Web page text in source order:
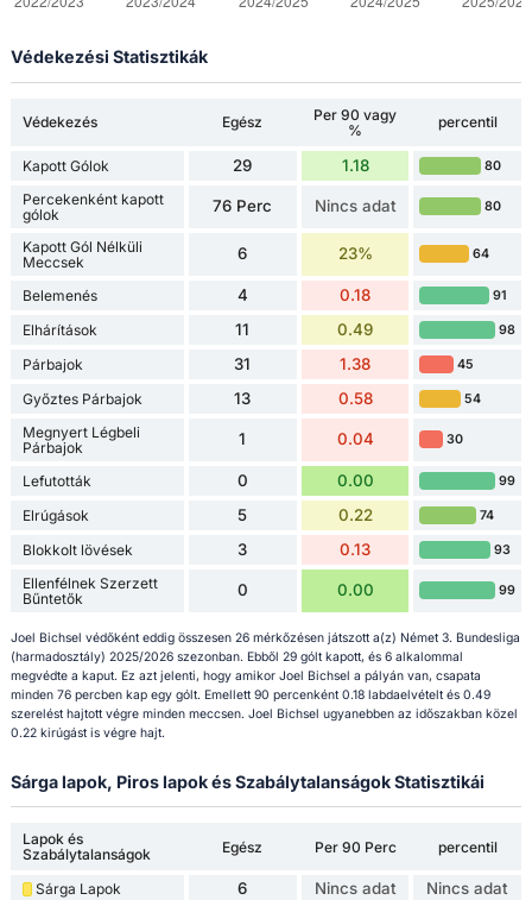
Védekezési Statisztikák
Védekezés Egész
Per 90 vagy
%
percentil
Kapott Gólok 29 1.18 80
Percekenként kapott
gólok
76 Perc Nincs adat 80
Kapott Gól Nélküli
Meccsek
6 23% 64
Belemenés 4 0.18 91
Elhárítások 11 0.49 98
Párbajok 31 1.38 45
Győztes Párbajok 13 0.58 54
Megnyert Légbeli
Párbajok
1 0.04 30
Lefutották 0 0.00 99
Elrúgások 5 0.22 74
Blokkolt lövések 3 0.13 93
Ellenfélnek Szerzett
Bűntetők
0 0.00 99
Joel Bichsel védőként eddig összesen 26 mérkőzésen játszott a(z) Német 3. Bundesliga
(harmadosztály) 2025/2026 szezonban. Ebből 29 gólt kapott, és 6 alkalommal
megvédte a kaput. Ez azt jelenti, hogy amikor Joel Bichsel a pályán van, csapata
minden 76 percben kap egy gólt. Emellett 90 percenként 0.18 labdaelvételt és 0.49
szerelést hajtott végre minden meccsen. Joel Bichsel ugyanebben az időszakban közel
0.22 kirúgást is végre hajt.
Sárga lapok, Piros lapok és Szabálytalanságok Statisztikái
Lapok és
Szabálytalanságok
Egész Per 90 Perc percentil
Sárga Lapok 6 Nincs adat Nincs adat